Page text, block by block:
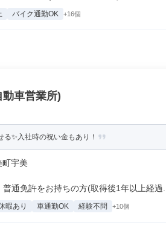
バイク通勤OK +16個
車営業所)
✨入社時の祝い金もあり！
宇美
通免許をお持ちの方(取得後1年以上経過...
暇あり 車通勤OK 経験不問 +10個